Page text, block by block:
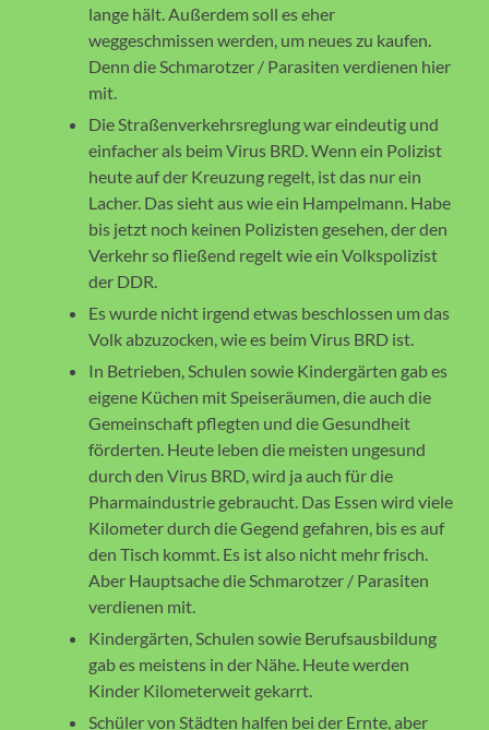
lange hält. Außerdem soll es eher
weggeschmissen werden, um neues zu kaufen.
Denn die Schmarotzer / Parasiten verdienen hier
mit.
Die Straßenverkehrsreglung war eindeutig und
einfacher als beim Virus BRD. Wenn ein Polizist
heute auf der Kreuzung regelt, ist das nur ein
Lacher. Das sieht aus wie ein Hampelmann. Habe
bis jetzt noch keinen Polizisten gesehen, der den
Verkehr so fließend regelt wie ein Volkspolizist
der DDR.
Es wurde nicht irgend etwas beschlossen um das
Volk abzuzocken, wie es beim Virus BRD ist.
In Betrieben, Schulen sowie Kindergärten gab es
eigene Küchen mit Speiseräumen, die auch die
Gemeinschaft pflegten und die Gesundheit
förderten. Heute leben die meisten ungesund
durch den Virus BRD, wird ja auch für die
Pharmaindustrie gebraucht. Das Essen wird viele
Kilometer durch die Gegend gefahren, bis es auf
den Tisch kommt. Es ist also nicht mehr frisch.
Aber Hauptsache die Schmarotzer / Parasiten
verdienen mit.
Kindergärten, Schulen sowie Berufsausbildung
gab es meistens in der Nähe. Heute werden
Kinder Kilometerweit gekarrt.
Schüler von Städten halfen bei der Ernte, aber